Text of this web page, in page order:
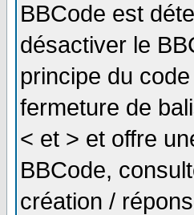
BBCode est
désactiver le
principe du
fermeture de
< et > et offre
BBCode,
création /